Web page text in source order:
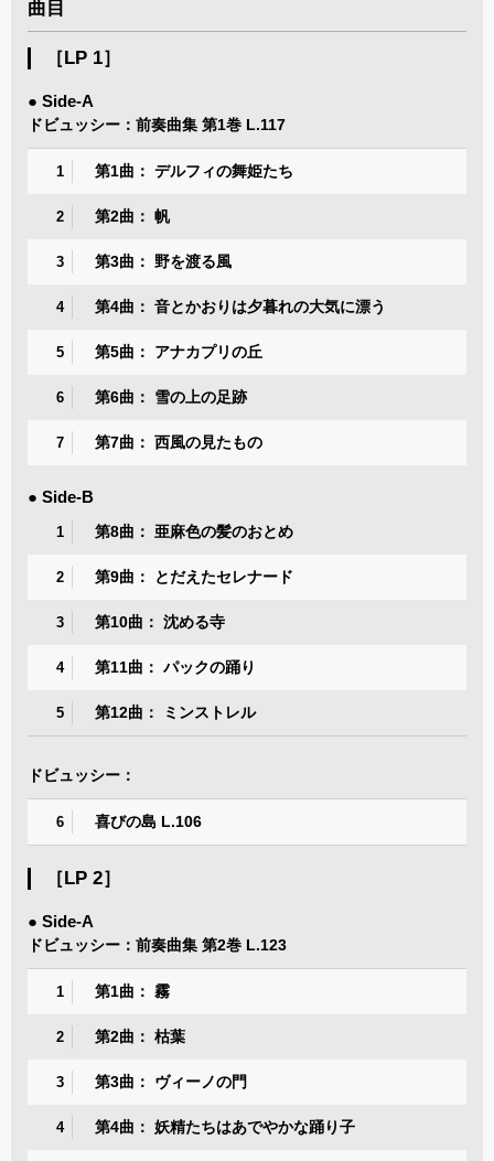
曲目
［LP 1］
● Side-A
ドビュッシー：前奏曲集 第1巻 L.117
1 第1曲： デルフィの舞姫たち
2 第2曲： 帆
3 第3曲： 野を渡る風
4 第4曲： 音とかおりは夕暮れの大気に漂う
5 第5曲： アナカプリの丘
6 第6曲： 雪の上の足跡
7 第7曲： 西風の見たもの
● Side-B
1 第8曲： 亜麻色の髪のおとめ
2 第9曲： とだえたセレナード
3 第10曲： 沈める寺
4 第11曲： パックの踊り
5 第12曲： ミンストレル
ドビュッシー：
6 喜びの島 L.106
［LP 2］
● Side-A
ドビュッシー：前奏曲集 第2巻 L.123
1 第1曲： 霧
2 第2曲： 枯葉
3 第3曲： ヴィーノの門
4 第4曲： 妖精たちはあでやかな踊り子